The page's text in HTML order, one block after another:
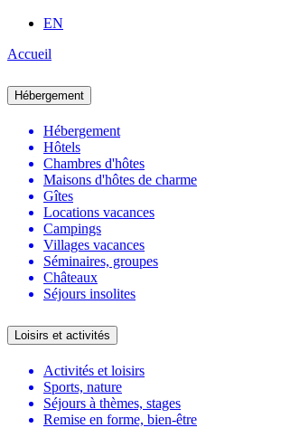
EN
Accueil
Hébergement
Hébergement
Hôtels
Chambres d'hôtes
Maisons d'hôtes de charme
Gîtes
Locations vacances
Campings
Villages vacances
Séminaires, groupes
Châteaux
Séjours insolites
Loisirs et activités
Activités et loisirs
Sports, nature
Séjours à thèmes, stages
Remise en forme, bien-être